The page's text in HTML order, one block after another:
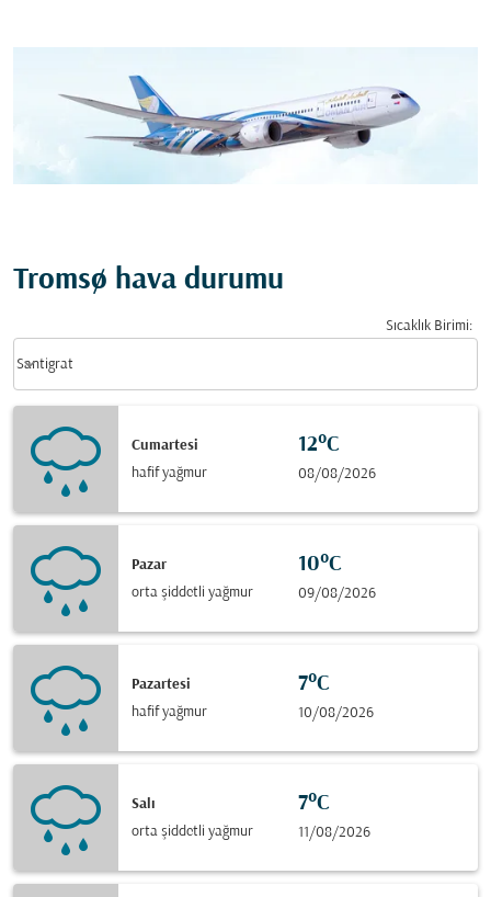
Tromsø hava durumu
Sıcaklık Birimi:
Santigrat
keyboard_arrow_down
Cumartesi
hafif yağmur
12°C
08/08/2026
Pazar
orta şiddetli yağmur
10°C
09/08/2026
Pazartesi
hafif yağmur
7°C
10/08/2026
Salı
orta şiddetli yağmur
7°C
11/08/2026